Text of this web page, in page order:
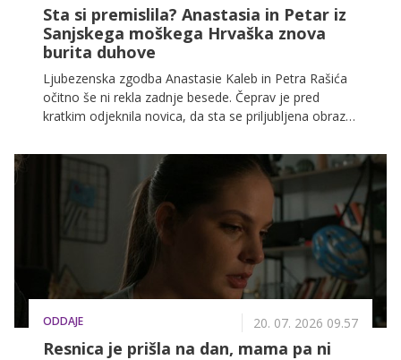
Sta si premislila? Anastasia in Petar iz
Sanjskega moškega Hrvaška znova
burita duhove
Ljubezenska zgodba Anastasie Kaleb in Petra Rašića
očitno še ni rekla zadnje besede. Čeprav je pred
kratkim odjeknila novica, da sta se priljubljena obraza
oboževalci opažajo poteze, ki kažejo na morebitno
ODDAJE 20. 07. 2026 09.57
Resnica je prišla na dan, mama pa ni